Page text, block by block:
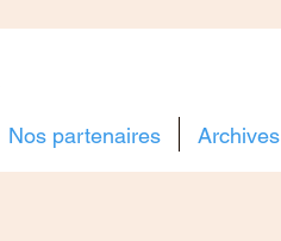
Nos partenaires Archives